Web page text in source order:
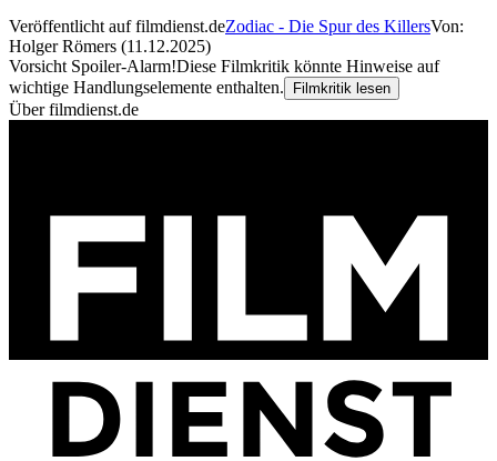
Veröffentlicht auf filmdienst.deZodiac - Die Spur des KillersVon:
Holger Römers (11.12.2025)
Vorsicht Spoiler-Alarm!Diese Filmkritik könnte Hinweise auf
wichtige Handlungselemente enthalten.
Filmkritik lesen
Über filmdienst.de